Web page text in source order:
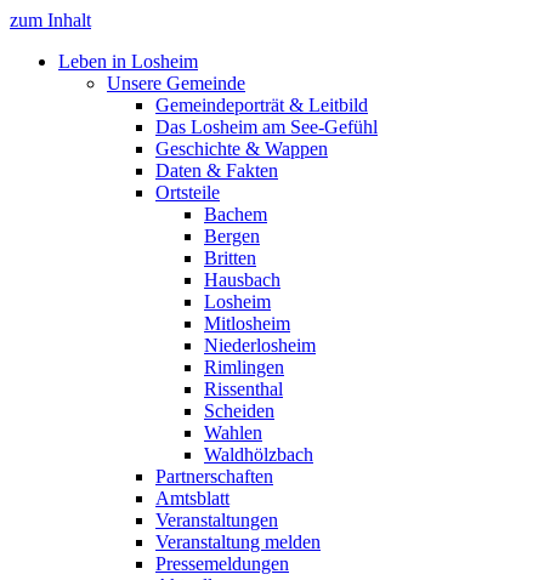
zum Inhalt
Leben in Losheim
Unsere Gemeinde
Gemeindeporträt & Leitbild
Das Losheim am See-Gefühl
Geschichte & Wappen
Daten & Fakten
Ortsteile
Bachem
Bergen
Britten
Hausbach
Losheim
Mitlosheim
Niederlosheim
Rimlingen
Rissenthal
Scheiden
Wahlen
Waldhölzbach
Partnerschaften
Amtsblatt
Veranstaltungen
Veranstaltung melden
Pressemeldungen